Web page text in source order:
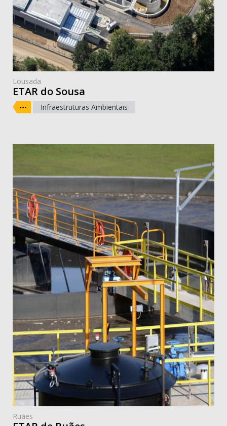
Lousada
ETAR do Sousa
Infraestruturas Ambientais
Ruães